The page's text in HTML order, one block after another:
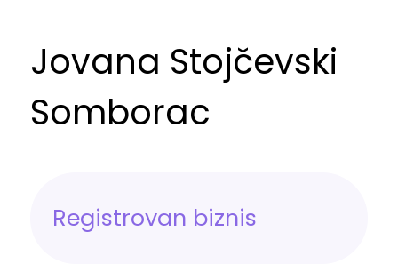
Jovana Stojčevski
Somborac
Registrovan biznis